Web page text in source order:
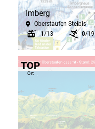
Imberg
Oberstaufen Steibis
1/13 0/19
TOP
Ort